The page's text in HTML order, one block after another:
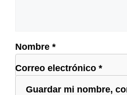
Nombre *
Correo electrónico *
Guardar mi nombre,